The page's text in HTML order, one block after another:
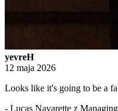
yevreH
12 maja 2026
Looks like it's going to be a
- Lucas Navarette z